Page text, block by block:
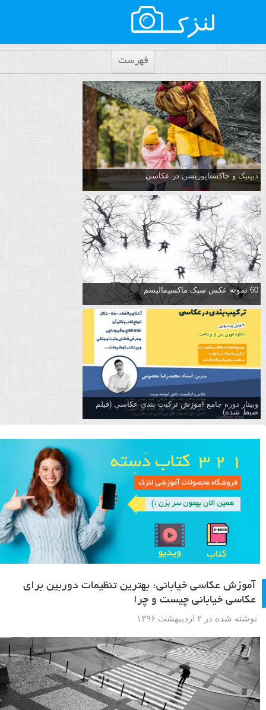
فهرست
دیپتیک و جاکستا‌پوزیشن در عکاسی
60 نمونه عکس سبک ماکسیمالیسم
وبینار دوره جامع آموزش تركيب بندي عكاسي (فیلم
ضبط شده)
آموزش عکاسی خیابانی: بهترین تنظیمات دوربین برای
عکاسی خیابانی چیست و چرا
نوشته شده در ۲ اردیبهشت ۱۳۹۶